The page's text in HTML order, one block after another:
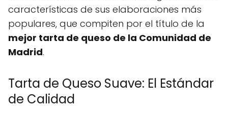
características de sus elaboraciones más
populares, que compiten por el título de la
mejor tarta de queso de la Comunidad de
Madrid.
Tarta de Queso Suave: El Estándar
de Calidad